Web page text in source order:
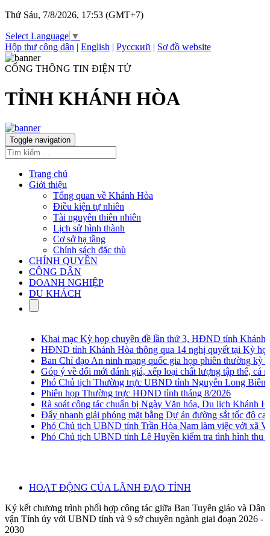
Thứ Sáu, 7/8/2026, 17:53 (GMT+7)
Select Language ▼
Hộp thư công dân | English | Русский | Sơ đồ website
CỔNG THÔNG TIN ĐIỆN TỬ
TỈNH KHÁNH HÒA
Toggle navigation
Trang chủ
Giới thiệu
Tổng quan về Khánh Hòa
Điều kiện tự nhiên
Tài nguyên thiên nhiên
Lịch sử hình thành
Cơ sở hạ tầng
Chính sách đặc thù
CHÍNH QUYỀN
CÔNG DÂN
DOANH NGHIỆP
DU KHÁCH
Khai mạc Kỳ họp chuyên đề lần thứ 3, HĐND tỉnh Khánh
HĐND tỉnh Khánh Hòa thông qua 14 nghị quyết tại Kỳ họp
Ban Chỉ đạo An ninh mạng quốc gia họp phiên thường kỳ
Góp ý về đổi mới đánh giá, xếp loại chất lượng tập thể, cá
Phó Chủ tịch Thường trực UBND tỉnh Nguyễn Long Biên
Phiên họp Thường trực HĐND tỉnh tháng 8/2026
Rà soát công tác chuẩn bị Ngày Văn hóa, Du lịch Khánh
Đẩy nhanh giải phóng mặt bằng Dự án đường sắt tốc độ cao
Phó Chủ tịch UBND tỉnh Trần Hòa Nam làm việc với xã
Phó Chủ tịch UBND tỉnh Lê Huyền kiểm tra tình hình thu
HOẠT ĐỘNG CỦA LÃNH ĐẠO TỈNH
Ký kết chương trình phối hợp công tác giữa Ban Tuyên giáo và Dân
vận Tỉnh ủy với UBND tỉnh và 9 sở chuyên ngành giai đoạn 2026 -
2030